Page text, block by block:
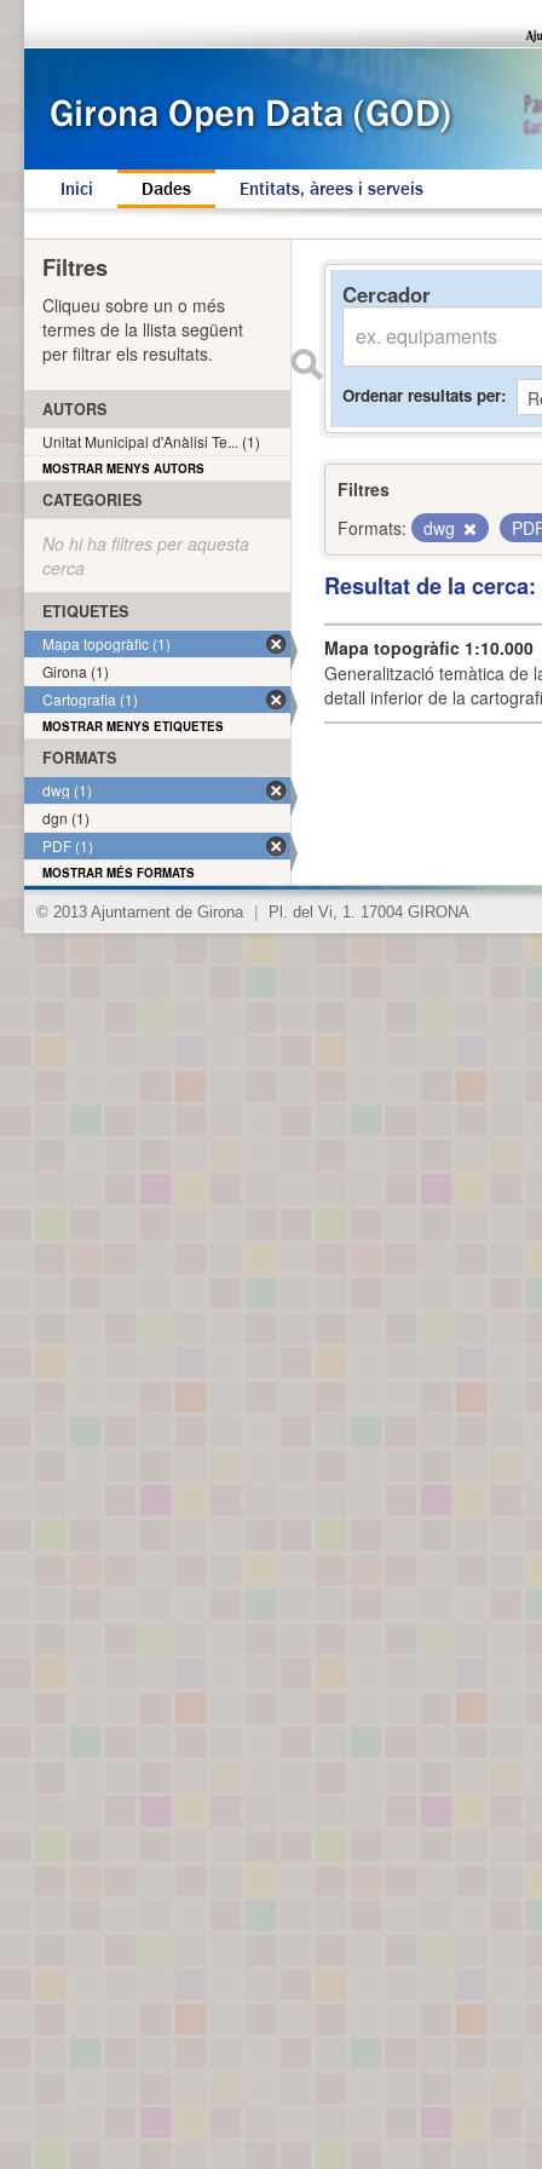
Inici Dades Entitats, àrees i serveis
Cercador
Ordenar resultats per
Filtres
Formats:
dwg
Resultat de la
Mapa topogràfic 1:10.000
Generalització temàtica de
detall inferior de la
Filtres
Cliqueu sobre un o més
termes de la llista següent
per filtrar els resultats.
AUTORS
Unitat Municipal d'Anàlisi Te... (1)
MOSTRAR MENYS AUTORS
CATEGORIES
No hi ha filtres per aquesta
cerca
ETIQUETES
Mapa topogràfic (1)
Girona (1)
Cartografia (1)
MOSTRAR MENYS ETIQUETES
FORMATS
dwg (1)
dgn (1)
PDF (1)
MOSTRAR MÉS FORMATS
© 2013 Ajuntament de Girona Pl. del Vi, 1. 17004 GIRONA